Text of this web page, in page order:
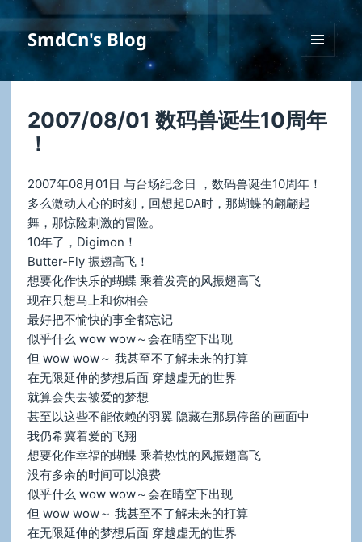
SmdCn's Blog
挂件
2007/08/01 数码兽诞生10周年
！
2007年08月01日 与台场纪念日 ，数码兽诞生10周年！
多么激动人心的时刻，回想起DA时，那蝴蝶的翩翩起
舞，那惊险刺激的冒险。
10年了，Digimon！
Butter-Fly 振翅高飞！
想要化作快乐的蝴蝶 乘着发亮的风振翅高飞
现在只想马上和你相会
最好把不愉快的事全都忘记
似乎什么 wow wow～会在晴空下出现
但 wow wow～ 我甚至不了解未来的打算
在无限延伸的梦想后面 穿越虚无的世界
就算会失去被爱的梦想
甚至以这些不能依赖的羽翼 隐藏在那易停留的画面中
我仍希冀着爱的飞翔
想要化作幸福的蝴蝶 乘着热忱的风振翅高飞
没有多余的时间可以浪费
似乎什么 wow wow～会在晴空下出现
但 wow wow～ 我甚至不了解未来的打算
在无限延伸的梦想后面 穿越虚无的世界